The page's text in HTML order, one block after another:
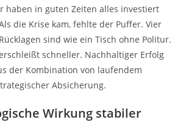
haben in guten Zeiten alles investiert
die Krise kam, fehlte der Puffer. Vier
sind wie ein Tisch ohne Politur.
schneller. Nachhaltiger Erfolg
der Kombination von laufendem
Absicherung.
Wirkung stabiler